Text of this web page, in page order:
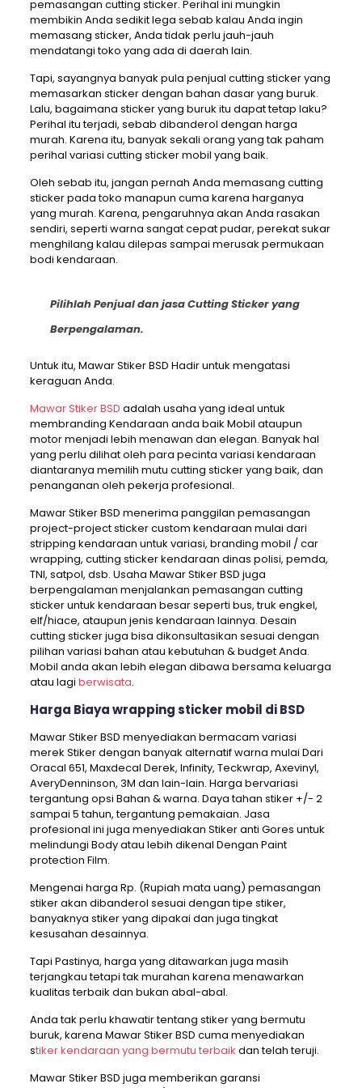
pemasangan cutting sticker. Perihal ini mungkin
membikin Anda sedikit lega sebab kalau Anda ingin
memasang sticker, Anda tidak perlu jauh-jauh
mendatangi toko yang ada di daerah lain.
Tapi, sayangnya banyak pula penjual cutting sticker yang
memasarkan sticker dengan bahan dasar yang buruk.
Lalu, bagaimana sticker yang buruk itu dapat tetap laku?
Perihal itu terjadi, sebab dibanderol dengan harga
murah. Karena itu, banyak sekali orang yang tak paham
perihal variasi cutting sticker mobil yang baik.
Oleh sebab itu, jangan pernah Anda memasang cutting
sticker pada toko manapun cuma karena harganya
yang murah. Karena, pengaruhnya akan Anda rasakan
sendiri, seperti warna sangat cepat pudar, perekat sukar
menghilang kalau dilepas sampai merusak permukaan
bodi kendaraan.
Pilihlah Penjual dan jasa Cutting Sticker yang
Berpengalaman.
Untuk itu, Mawar Stiker BSD Hadir untuk mengatasi
keraguan Anda.
Mawar Stiker BSD adalah usaha yang ideal untuk
membranding Kendaraan anda baik Mobil ataupun
motor menjadi lebih menawan dan elegan. Banyak hal
yang perlu dilihat oleh para pecinta variasi kendaraan
diantaranya memilih mutu cutting sticker yang baik, dan
penanganan oleh pekerja profesional.
Mawar Stiker BSD menerima panggilan pemasangan
project-project sticker custom kendaraan mulai dari
stripping kendaraan untuk variasi, branding mobil / car
wrapping, cutting sticker kendaraan dinas polisi, pemda,
TNI, satpol, dsb. Usaha Mawar Stiker BSD juga
berpengalaman menjalankan pemasangan cutting
sticker untuk kendaraan besar seperti bus, truk engkel,
elf/hiace, ataupun jenis kendaraan lainnya. Desain
cutting sticker juga bisa dikonsultasikan sesuai dengan
pilihan variasi bahan atau kebutuhan & budget Anda.
Mobil anda akan lebih elegan dibawa bersama keluarga
atau lagi berwisata.
Harga Biaya wrapping sticker mobil di BSD
Mawar Stiker BSD menyediakan bermacam variasi
merek Stiker dengan banyak alternatif warna mulai Dari
Oracal 651, Maxdecal Derek, Infinity, Teckwrap, Axevinyl,
AveryDenninson, 3M dan lain-lain. Harga bervariasi
tergantung opsi Bahan & warna. Daya tahan stiker +/- 2
sampai 5 tahun, tergantung pemakaian. Jasa
profesional ini juga menyediakan Stiker anti Gores untuk
melindungi Body atau lebih dikenal Dengan Paint
protection Film.
Mengenai harga Rp. (Rupiah mata uang) pemasangan
stiker akan dibanderol sesuai dengan tipe stiker,
banyaknya stiker yang dipakai dan juga tingkat
kesusahan desainnya.
Tapi Pastinya, harga yang ditawarkan juga masih
terjangkau tetapi tak murahan karena menawarkan
kualitas terbaik dan bukan abal-abal.
Anda tak perlu khawatir tentang stiker yang bermutu
buruk, karena Mawar Stiker BSD cuma menyediakan
stiker kendaraan yang bermutu terbaik dan telah teruji.
Mawar Stiker BSD juga memberikan garansi